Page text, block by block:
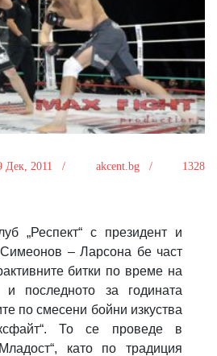
Дек, 2011 / akcent.bg / 1328
„Респект“ с президент и
– Ларсона бе част
битки по време на
и последното за годината
по смесени бойни изкуства
То се проведе в
като по традиция